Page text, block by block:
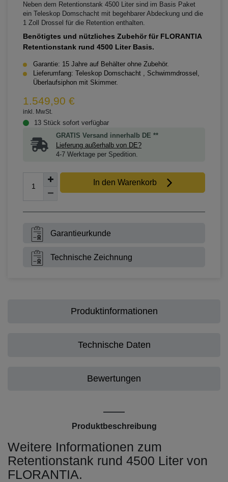
Neben dem Retentionstank 4500 Liter sind im Basis Paket
ein Teleskop Domschacht mit begehbarer Abdeckung und die
1 Zoll Drossel für die Retention enthalten.
Benötigtes und nützliches Zubehör für FLORANTIA
Retentionstank rund 4500 Liter Basis.
Garantie: 15 Jahre auf Behälter ohne Zubehör.
Lieferumfang: Teleskop Domschacht , Schwimmdrossel,
Überlaufsiphon mit Skimmer.
1.549,90 €
inkl. MwSt.
13 Stück sofort verfügbar
GRATIS Versand innerhalb DE **
Lieferung außerhalb von DE?
4-7 Werktage per Spedition.
In den Warenkorb
Garantieurkunde
Technische Zeichnung
Produktinformationen
Technische Daten
Bewertungen
Produktbeschreibung
Weitere Informationen zum
Retentionstank rund 4500 Liter von
FLORANTIA.